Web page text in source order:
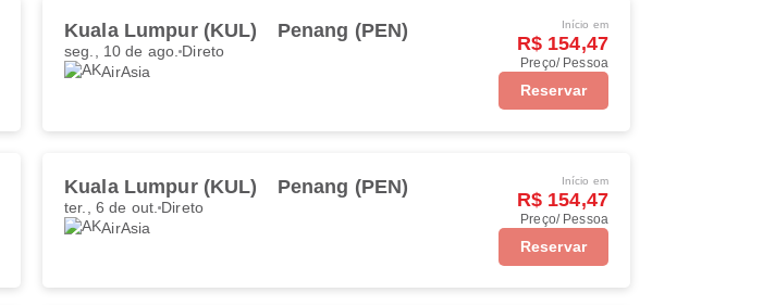
Kuala Lumpur (KUL) Penang (PEN)
seg., 10 de ago. Direto
AirAsia
Início em
R$ 154,47
Preço/ Pessoa
Reservar
Kuala Lumpur (KUL) Penang (PEN)
ter., 6 de out. Direto
AirAsia
Início em
R$ 154,47
Preço/ Pessoa
Reservar